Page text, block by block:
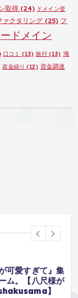
取得 (24) ドメイン登
ァクタリング (25) フ
ドメイン
口コミ (13) 旅行(13) 海
資金繰り (12) 資金調達
可愛すぎて』集
ム。【八尺様が
】